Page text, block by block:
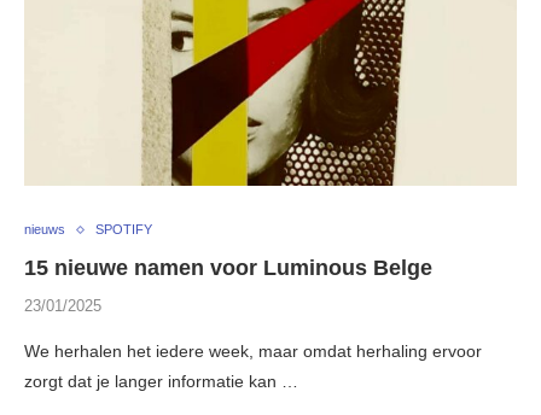
nieuws SPOTIFY
15 nieuwe namen voor Luminous Belge
23/01/2025
We herhalen het iedere week, maar omdat herhaling ervoor
zorgt dat je langer informatie kan …